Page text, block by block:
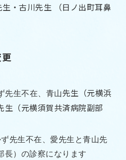
・古川先生
（日ノ出町耳鼻
先生不在、 青山先生（元横浜
生（元横須賀共済病院副部
先生不在、愛先生と青山先
長）の診察になります